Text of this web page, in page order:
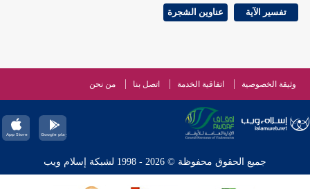
تفسير الآية عناوين الشجرة
وثيقة الخصوصية اتفاقية الخدمة اتصل بنا من نحن
جميع الحقوق محفوظة © 2026 - 1998 لشبكة إسلام ويب